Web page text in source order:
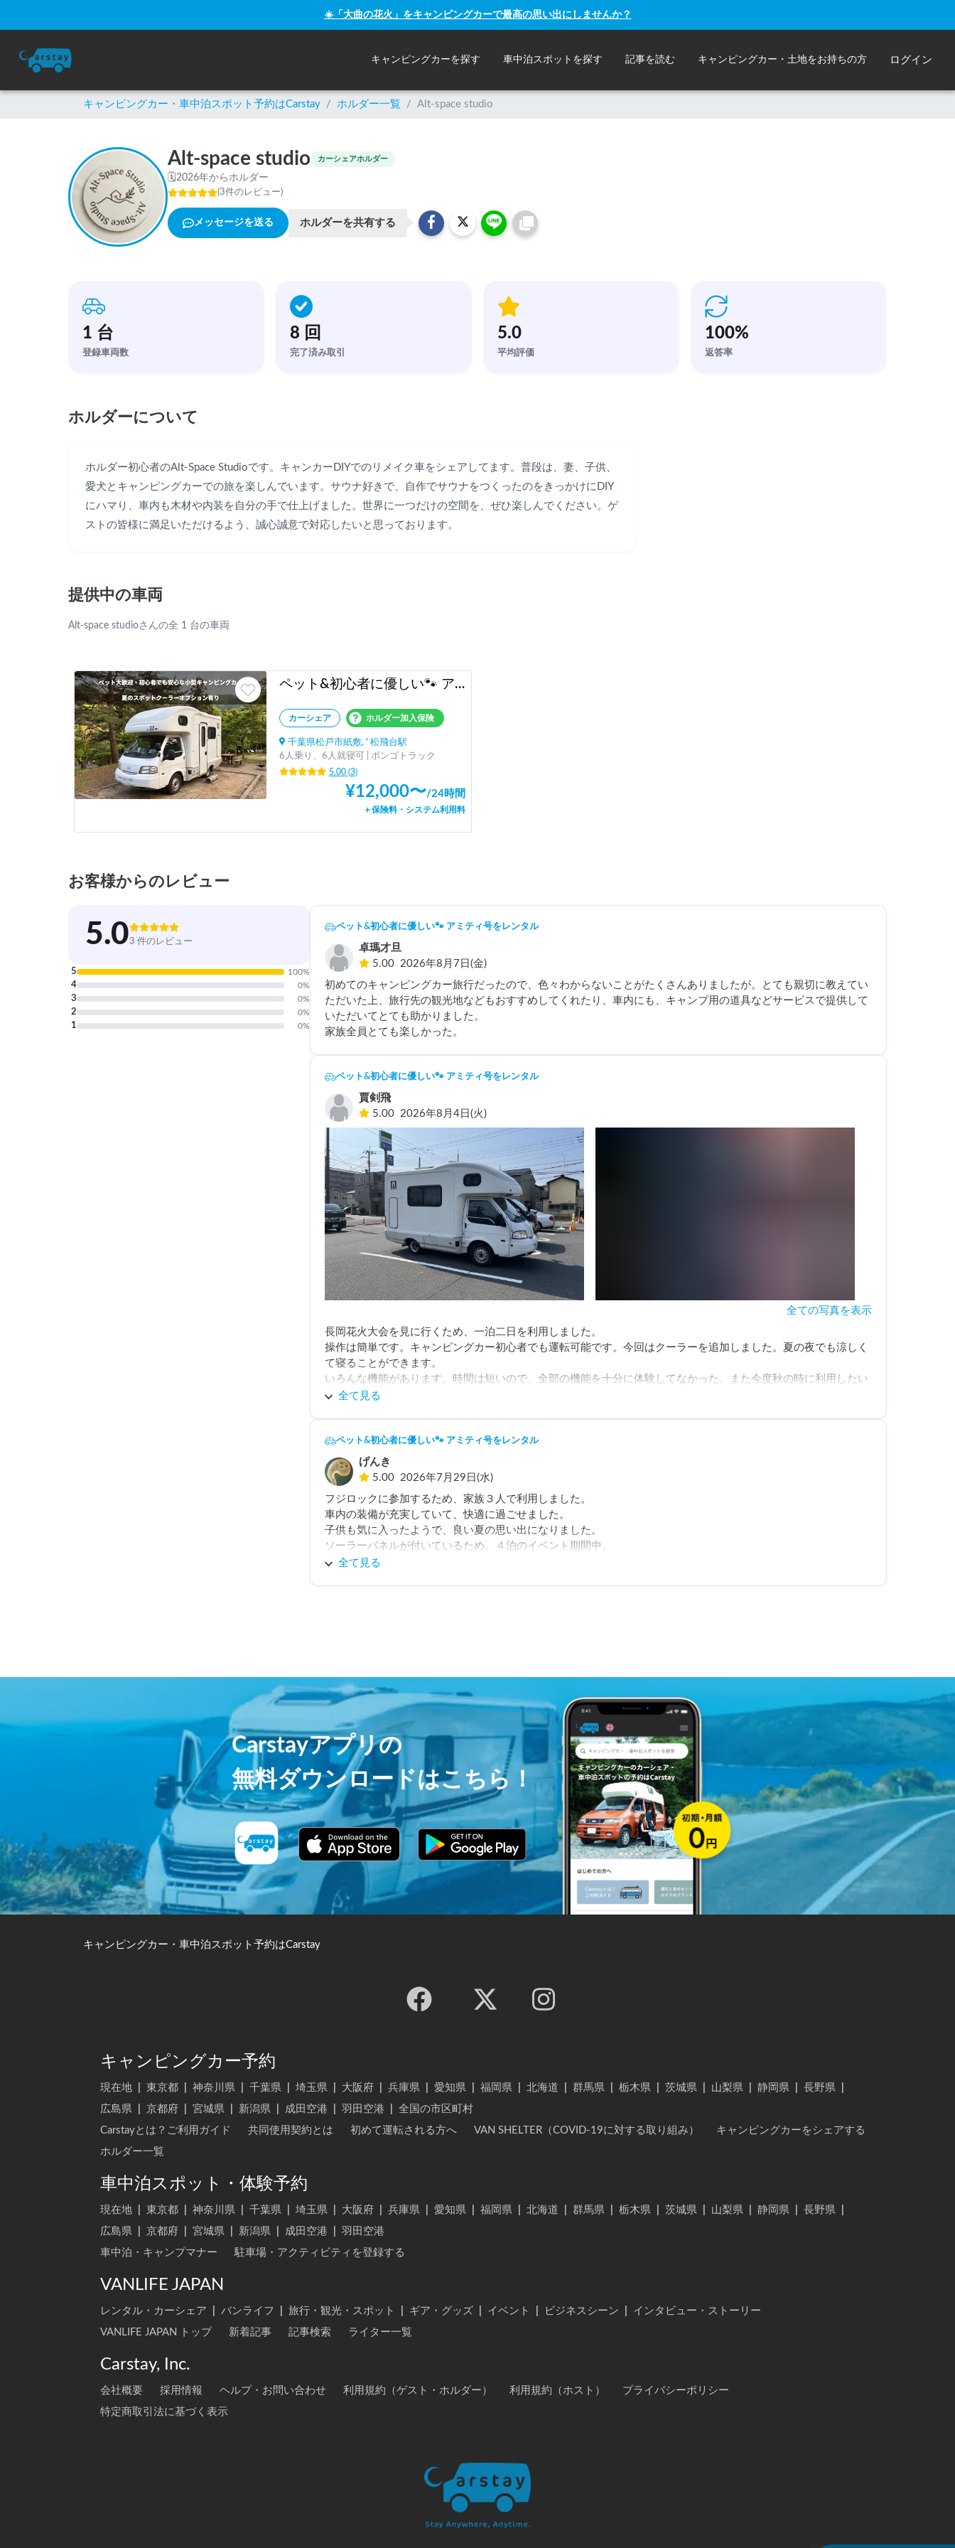
☀️「大曲の花火」をキャンピングカーで最高の思い出にしませんか？
キャンピングカーを探す 車中泊スポットを探す 記事を読む キャンピングカー・土地をお持ちの方 ログイン
キャンピングカー・車中泊スポット予約はCarstay / ホルダー一覧 / Alt-space studio
Alt-space studio カーシェアホルダー
🗓2026年からホルダー
(3件のレビュー)
メッセージを送る ホルダーを共有する
1 台
登録車両数
8 回
完了済み取引
5.0
平均評価
100%
返答率
ホルダーについて
ホルダー初心者のAlt-Space Studioです。キャンカーDIYでのリメイク車をシェアしてます。普段は、妻、子供、
愛犬とキャンピングカーでの旅を楽しんでいます。サウナ好きで、自作でサウナをつくったのをきっかけにDIY
にハマり、車内も木材や内装を自分の手で仕上げました。世界に一つだけの空間を、ぜひ楽しんでください。ゲ
ストの皆様に満足いただけるよう、誠心誠意で対応したいと思っております。
提供中の車両
Alt-space studioさんの全 1 台の車両
ペット&初心者に優しい🐾 アミティ号
カーシェア ホルダー加入保険
千葉県松戸市紙敷, ' 松飛台駅
6人乗り、6人就寝可 | ボンゴトラック
5.00(3)
¥12,000〜/24時間
＋保険料・システム利用料
お客様からのレビュー
5.03 件のレビュー
5 100%
4 0%
3 0%
2 0%
1 0%
ペット&初心者に優しい🐾 アミティ号をレンタル
卓瑪才旦
5.00 2026年8月7日(金)
初めてのキャンピングカー旅行だったので、色々わからないことがたくさんありましたが。とても親切に教えてい
ただいた上、旅行先の観光地などもおすすめしてくれたり、車内にも、キャンプ用の道具などサービスで提供して
いただいてとても助かりました。
家族全員とても楽しかった。
ペット&初心者に優しい🐾 アミティ号をレンタル
賈剣飛
5.00 2026年8月4日(火)
全ての写真を表示
長岡花火大会を見に行くため、一泊二日を利用しました。
操作は簡単です。キャンピングカー初心者でも運転可能です。今回はクーラーを追加しました。夏の夜でも涼しく
て寝ることができます。
いろんな機能があります。時間は短いので、全部の機能を十分に体験してなかった。また今度秋の時に利用したい
と思います。
全て見る
ペット&初心者に優しい🐾 アミティ号をレンタル
げんき
5.00 2026年7月29日(水)
フジロックに参加するため、家族３人で利用しました。
車内の装備が充実していて、快適に過ごせました。
子供も気に入ったようで、良い夏の思い出になりました。
ソーラーパネルが付いているため、４泊のイベント期間中、
外部電源無しでも冷蔵庫が常時使え、非常に助かりました。
全て見る
Carstayアプリの
無料ダウンロードはこちら！
キャンピングカー・車中泊スポット予約はCarstay
キャンピングカー予約
現在地 東京都 神奈川県 千葉県 埼玉県 大阪府 兵庫県 愛知県 福岡県 北海道 群馬県 栃木県 茨城県 山梨県 静岡県 長野県
広島県
京都府 宮城県 新潟県 成田空港 羽田空港
全国の市区町村
Carstayとは？ご利用ガイド
共同使用契約とは 初めて運転される方へ VAN SHELTER（COVID-19に対する取り組み）
キャンピングカーをシェアする
ホルダー一覧
車中泊スポット・体験予約
現在地 東京都 神奈川県 千葉県 埼玉県 大阪府 兵庫県 愛知県 福岡県 北海道 群馬県 栃木県 茨城県 山梨県 静岡県 長野県
広島県
京都府 宮城県 新潟県 成田空港
羽田空港
車中泊・キャンプマナー
駐車場・アクティビティを登録する
VANLIFE JAPAN
レンタル・カーシェア バンライフ 旅行・観光・スポット ギア・グッズ イベント ビジネスシーン
インタビュー・ストーリー
VANLIFE JAPAN トップ
新着記事 記事検索 ライター一覧
Carstay, Inc.
会社概要 採用情報 ヘルプ・お問い合わせ 利用規約（ゲスト・ホルダー） 利用規約（ホスト）
プライバシーポリシー
特定商取引法に基づく表示